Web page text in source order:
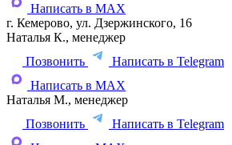
Написать в MAX
г. Кемерово, ул. Дзержинского, 16
Наталья К., менеджер
Позвонить
Написать в Telegram
Написать в MAX
Наталья М., менеджер
Позвонить
Написать в Telegram